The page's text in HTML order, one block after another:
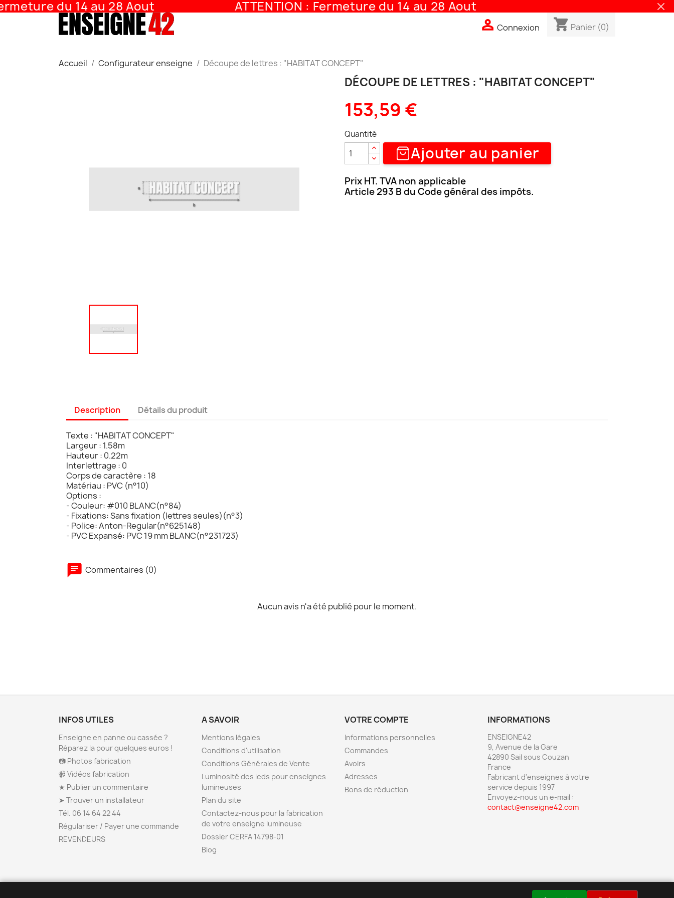
du 14 au 28 Aout ATTENTION : Fermeture du 14 au 28 Aout
 Connexion shopping_cart Panier (0)
Accueil Configurateur enseigne Découpe de lettres : "HABITAT CONCEPT"
DÉCOUPE DE LETTRES : "HABITAT CONCEPT"
153,59 €
Quantité
Ajouter au panier
Prix HT. TVA non applicable
Article 293 B du Code général des impôts.
Description Détails du produit
Texte : "HABITAT CONCEPT"
Largeur : 1.58m
Hauteur : 0.22m
Interlettrage : 0
Corps de caractère : 18
Matériau : PVC (n°10)
Options :
- Couleur: #010 BLANC(n°84)
- Fixations: Sans fixation (lettres seules)(n°3)
- Police: Anton-Regular(n°625148)
- PVC Expansé: PVC 19 mm BLANC(n°231723)
Commentaires (0)
Aucun avis n'a été publié pour le moment.
INFOS UTILES
Enseigne en panne ou cassée ?
Réparez la pour quelques euros !
📷 Photos fabrication
📹 Vidéos fabrication
★ Publier un commentaire
➤ Trouver un installateur
Tél. 06 14 64 22 44
Régulariser / Payer une commande
REVENDEURS
A SAVOIR
Mentions légales
Conditions d'utilisation
Conditions Générales de Vente
Luminosité des leds pour enseignes
lumineuses
Plan du site
Contactez-nous pour la fabrication
de votre enseigne lumineuse
Dossier CERFA 14798-01
Blog
VOTRE COMPTE
Informations personnelles
Commandes
Avoirs
Adresses
Bons de réduction
INFORMATIONS
ENSEIGNE42
9, Avenue de la Gare
42890 Sail sous Couzan
France
Fabricant d'enseignes à votre
service depuis 1997
Envoyez-nous un e-mail :
contact@enseigne42.com